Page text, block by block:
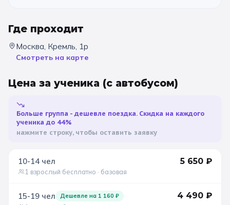
Все музеи
Дарвиновский музей
📍 ПО ГОРОДАМ
Москва
Подмосковье
Золотое кольцо
Где проходит
Москва, Кремль, 1р
Смотреть на карте
Цена за ученика (с автобусом)
Больше группа - дешевле поездка. Скидка на каждого
ученика до 44%
нажмите строку, чтобы оставить заявку
10-14 чел
1 взрослый бесплатно · базовая
5 650 ₽
15-19 чел Дешевле на 1 160 ₽ 4 490 ₽